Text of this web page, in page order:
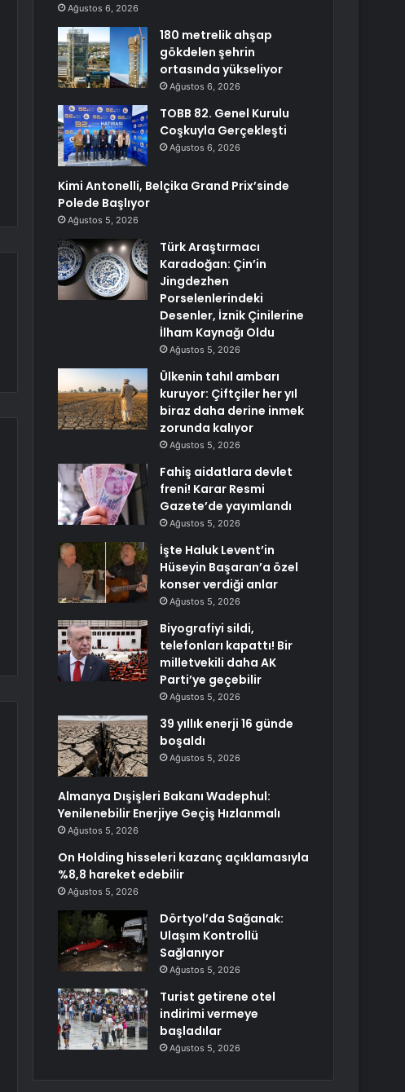
Ağustos 6, 2026
180 metrelik ahşap
gökdelen şehrin
ortasında yükseliyor
Ağustos 6, 2026
TOBB 82. Genel Kurulu
Coşkuyla Gerçekleşti
Ağustos 6, 2026
Kimi Antonelli, Belçika Grand Prix’sinde
Polede Başlıyor
Ağustos 5, 2026
Türk Araştırmacı
Karadoğan: Çin’in
Jingdezhen
Porselenlerindeki
Desenler, İznik Çinilerine
İlham Kaynağı Oldu
Ağustos 5, 2026
Ülkenin tahıl ambarı
kuruyor: Çiftçiler her yıl
biraz daha derine inmek
zorunda kalıyor
Ağustos 5, 2026
Fahiş aidatlara devlet
freni! Karar Resmi
Gazete’de yayımlandı
Ağustos 5, 2026
İşte Haluk Levent’in
Hüseyin Başaran’a özel
konser verdiği anlar
Ağustos 5, 2026
Biyografiyi sildi,
telefonları kapattı! Bir
milletvekili daha AK
Parti’ye geçebilir
Ağustos 5, 2026
39 yıllık enerji 16 günde
boşaldı
Ağustos 5, 2026
Almanya Dışişleri Bakanı Wadephul:
Yenilenebilir Enerjiye Geçiş Hızlanmalı
Ağustos 5, 2026
On Holding hisseleri kazanç açıklamasıyla
%8,8 hareket edebilir
Ağustos 5, 2026
Dörtyol’da Sağanak:
Ulaşım Kontrollü
Sağlanıyor
Ağustos 5, 2026
Turist getirene otel
indirimi vermeye
başladılar
Ağustos 5, 2026